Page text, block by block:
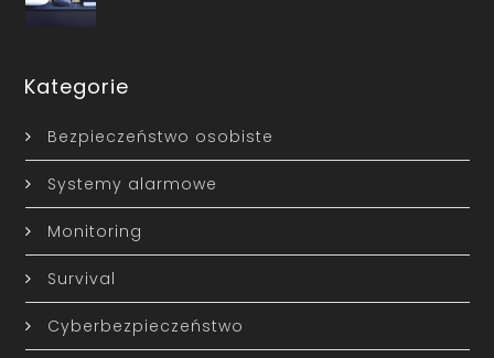
Kategorie
Bezpieczeństwo osobiste
Systemy alarmowe
Monitoring
Survival
Cyberbezpieczeństwo